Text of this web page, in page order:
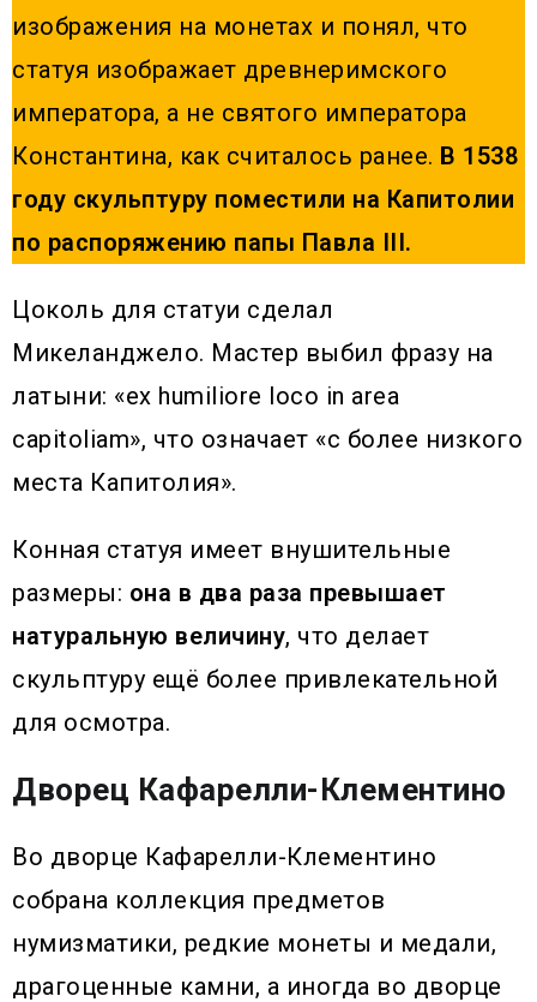
изображения на монетах и понял, что
статуя изображает древнеримского
императора, а не святого императора
Константина, как считалось ранее. В 1538
году скульптуру поместили на Капитолии
по распоряжению папы Павла III.
Цоколь для статуи сделал
Микеланджело. Мастер выбил фразу на
латыни: «ex humiliore loco in area
capitoliam», что означает «с более низкого
места Капитолия».
Конная статуя имеет внушительные
размеры: она в два раза превышает
натуральную величину, что делает
скульптуру ещё более привлекательной
для осмотра.
Дворец Кафарелли-Клементино
Во дворце Кафарелли-Клементино
собрана коллекция предметов
нумизматики, редкие монеты и медали,
драгоценные камни, а иногда во дворце